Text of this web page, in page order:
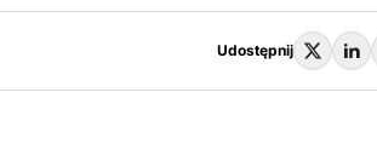
Udostępnij